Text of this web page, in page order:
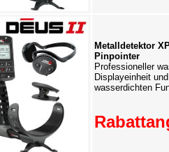
Metalldetektor
Pinpointer
Professioneller
Displayeinheit
wasserdichten